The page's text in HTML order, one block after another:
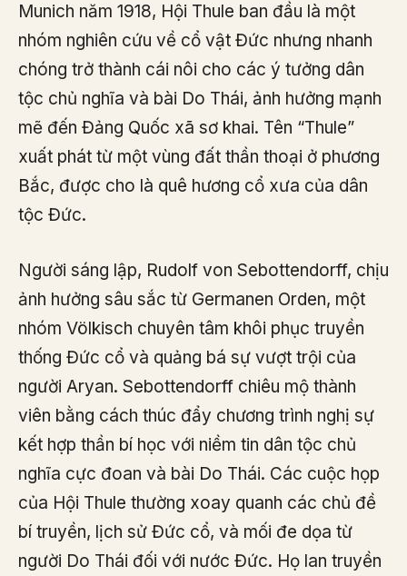
Munich năm 1918, Hội Thule ban đầu là một
nhóm nghiên cứu về cổ vật Đức nhưng nhanh
chóng trở thành cái nôi cho các ý tưởng dân
tộc chủ nghĩa và bài Do Thái, ảnh hưởng mạnh
mẽ đến Đảng Quốc xã sơ khai. Tên “Thule”
xuất phát từ một vùng đất thần thoại ở phương
Bắc, được cho là quê hương cổ xưa của dân
tộc Đức.
Người sáng lập, Rudolf von Sebottendorff, chịu
ảnh hưởng sâu sắc từ Germanen Orden, một
nhóm Völkisch chuyên tâm khôi phục truyền
thống Đức cổ và quảng bá sự vượt trội của
người Aryan. Sebottendorff chiêu mộ thành
viên bằng cách thúc đẩy chương trình nghị sự
kết hợp thần bí học với niềm tin dân tộc chủ
nghĩa cực đoan và bài Do Thái. Các cuộc họp
của Hội Thule thường xoay quanh các chủ đề
bí truyền, lịch sử Đức cổ, và mối đe dọa từ
người Do Thái đối với nước Đức. Họ lan truyền